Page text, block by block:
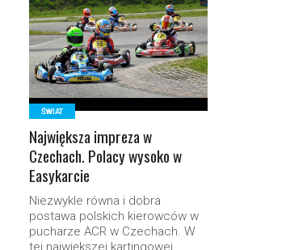
READ MORE
ŚWIAT
Największa impreza w
Czechach. Polacy wysoko w
Easykarcie
Niezwykle równa i dobra
postawa polskich kierowców w
pucharze ACR w Czechach. W
tej największej kartingowej